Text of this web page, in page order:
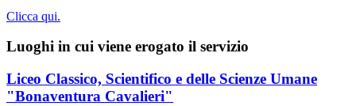
Clicca qui.
Luoghi in cui viene erogato il servizio
Liceo Classico, Scientifico e delle Scienze Umane
"Bonaventura Cavalieri"